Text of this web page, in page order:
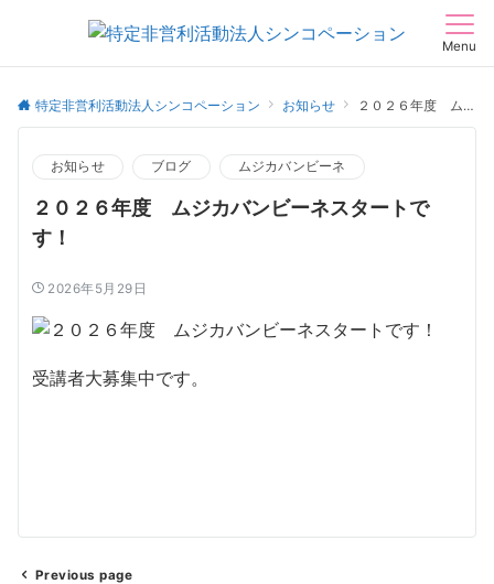
Menu
特定非営利活動法人シンコペーション お知らせ ２０２６年度 ムジカバンビーネスタートです！
お知らせ ブログ ムジカバンビーネ
２０２６年度 ムジカバンビーネスタートで
す！
2026年5月29日
受講者大募集中です。
Previous page